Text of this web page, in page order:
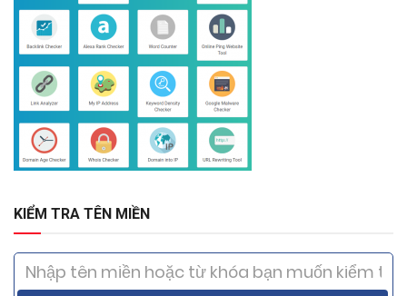
KIỂM TRA TÊN MIỀN